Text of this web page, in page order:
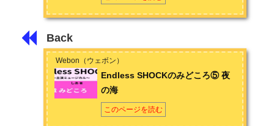
Back
Webon（ウェボン）
Endless SHOCKのみどころ⑤ 夜
の海
このページを読む